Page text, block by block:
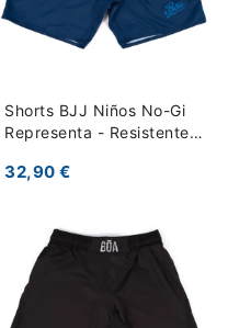
Shorts BJJ Niños No-Gi
Representa - Resistentes
32,90 €